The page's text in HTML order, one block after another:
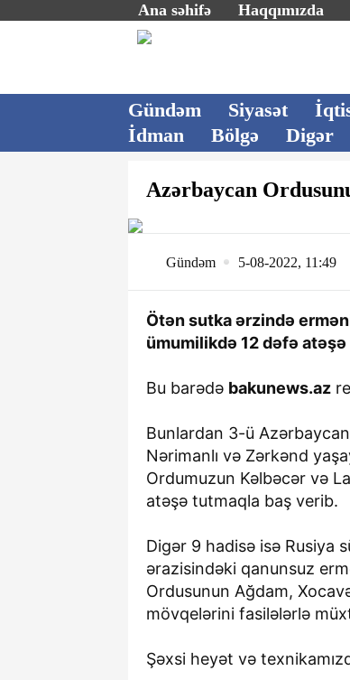
Ana səhifə Haqqımızda
Gündəm Siyasət
İdman
Bölgə Digər
Azərbaycan
Gündəm 5-08-2022, 11:49
Ötən sutka ərzində
ümumilikdə 12 dəfə
Bu barədə bakunews.az
Bunlardan 3-ü
Nərimanlı və Zərkənd
Ordumuzun Kəlbəcər və
atəşə tutmaqla baş verib.
Digər 9 hadisə isə Rusiya
ərazisindəki qanunsuz
Ordusunun Ağdam,
mövqelərini fasilələrlə
Şəxsi heyət və